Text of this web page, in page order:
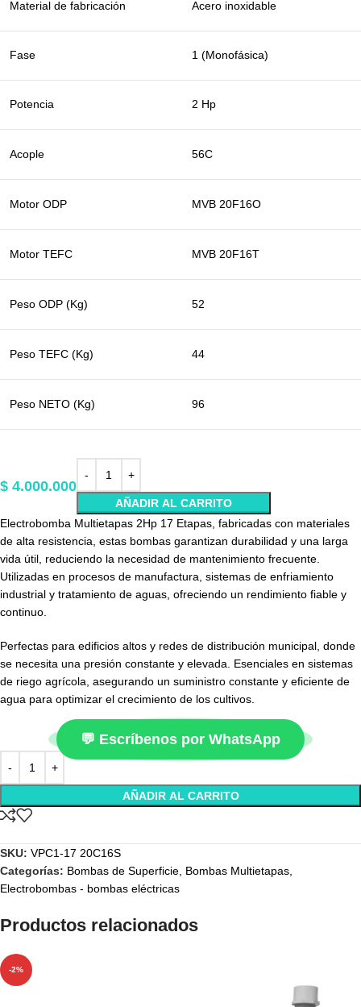
Material de fabricación Acero inoxidable
Fase 1 (Monofásica)
Potencia 2 Hp
Acople 56C
Motor ODP MVB 20F16O
Motor TEFC MVB 20F16T
Peso ODP (Kg) 52
Peso TEFC (Kg) 44
Peso NETO (Kg) 96
$ 4.000.000
AÑADIR AL CARRITO
Electrobomba Multietapas 2Hp 17 Etapas, fabricadas con materiales
de alta resistencia, estas bombas garantizan durabilidad y una larga
vida útil, reduciendo la necesidad de mantenimiento frecuente.
Utilizadas en procesos de manufactura, sistemas de enfriamiento
industrial y tratamiento de aguas, ofreciendo un rendimiento fiable y
continuo.
Perfectas para edificios altos y redes de distribución municipal, donde
se necesita una presión constante y elevada. Esenciales en sistemas
de riego agrícola, asegurando un suministro constante y eficiente de
agua para optimizar el crecimiento de los cultivos.
💬 Escríbenos por WhatsApp
AÑADIR AL CARRITO
SKU: VPC1-17 20C16S
Categorías: Bombas de Superficie Bombas Multietapas
Electrobombas - bombas eléctricas
Productos relacionados
-2%